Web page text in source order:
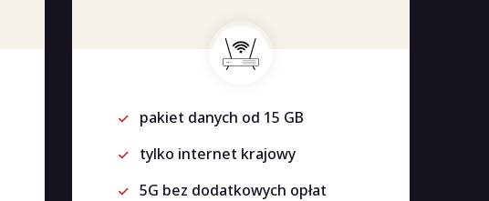
pakiet danych od 15 GB
tylko internet krajowy
5G bez dodatkowych opłat